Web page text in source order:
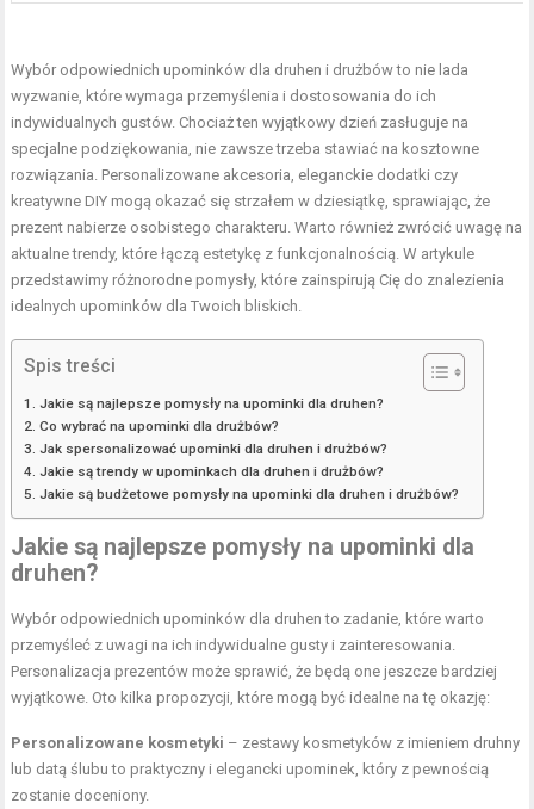
Wybór odpowiednich upominków dla druhen i drużbów to nie lada
wyzwanie, które wymaga przemyślenia i dostosowania do ich
indywidualnych gustów. Chociaż ten wyjątkowy dzień zasługuje na
specjalne podziękowania, nie zawsze trzeba stawiać na kosztowne
rozwiązania. Personalizowane akcesoria, eleganckie dodatki czy
kreatywne DIY mogą okazać się strzałem w dziesiątkę, sprawiając, że
prezent nabierze osobistego charakteru. Warto również zwrócić uwagę na
aktualne trendy, które łączą estetykę z funkcjonalnością. W artykule
przedstawimy różnorodne pomysły, które zainspirują Cię do znalezienia
idealnych upominków dla Twoich bliskich.
Spis treści
Jakie są najlepsze pomysły na upominki dla druhen?
Co wybrać na upominki dla drużbów?
Jak spersonalizować upominki dla druhen i drużbów?
Jakie są trendy w upominkach dla druhen i drużbów?
Jakie są budżetowe pomysły na upominki dla druhen i drużbów?
Jakie są najlepsze pomysły na upominki dla
druhen?
Wybór odpowiednich upominków dla druhen to zadanie, które warto
przemyśleć z uwagi na ich indywidualne gusty i zainteresowania.
Personalizacja prezentów może sprawić, że będą one jeszcze bardziej
wyjątkowe. Oto kilka propozycji, które mogą być idealne na tę okazję:
Personalizowane kosmetyki – zestawy kosmetyków z imieniem druhny
lub datą ślubu to praktyczny i elegancki upominek, który z pewnością
zostanie doceniony.